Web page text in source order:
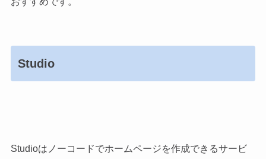
Studio
Studioはノーコードでホームページを作成できるサービ